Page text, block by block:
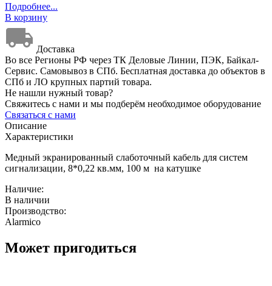
Подробнее...
В корзину
Доставка
Во все Регионы РФ через ТК Деловые Линии, ПЭК, Байкал-
Сервис. Самовывоз в СПб. Бесплатная доставка до объектов в
СПб и ЛО крупных партий товара.
Не нашли нужный товар?
Свяжитесь с нами и мы подберём необходимое оборудование
Связаться с нами
Описание
Характеристики
Медный экранированный слаботочный кабель для систем
сигнализации, 8*0,22 кв.мм, 100 м на катушке
Наличие:
В наличии
Производство:
Alarmico
Может пригодиться